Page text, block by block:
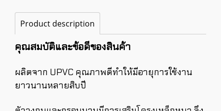
Product description
คุณสมบัติและข้อดีของสินค้า
ผลิตจาก UPVC คุณภาพดีทำให้มีอายุการใช้งาน
ยาวนานหลายสิบปี